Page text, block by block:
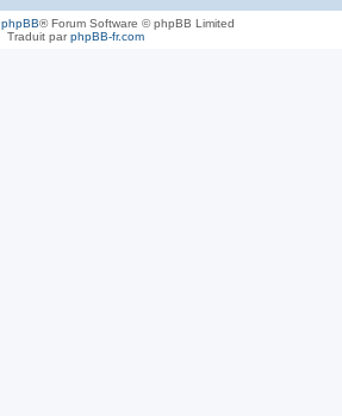
phpBB® Forum Software © phpBB Limited
Traduit parphpBB-fr.com